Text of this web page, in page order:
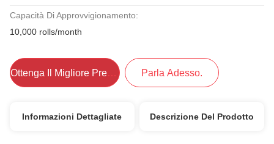
Capacità Di Approvvigionamento:
10,000 rolls/month
Ottenga Il Migliore Prezzo Parla Adesso.
Informazioni Dettagliate Descrizione Del Prodotto